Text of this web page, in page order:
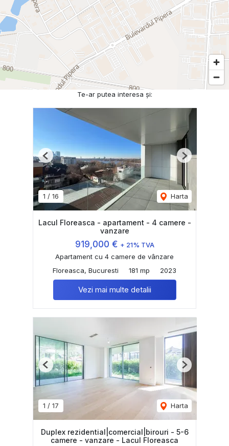
Te-ar putea interesa și:
1 / 16 Harta
Previous Next
Lacul Floreasca - apartament - 4 camere -
vanzare
919,000 € + 21% TVA
Apartament cu 4 camere de vânzare
Floreasca, Bucuresti
181 mp 2023
Vezi mai multe detalii
1 / 17 Harta
Previous Next
Duplex rezidential|comercial|birouri - 5-6
camere - vanzare - Lacul Floreasca